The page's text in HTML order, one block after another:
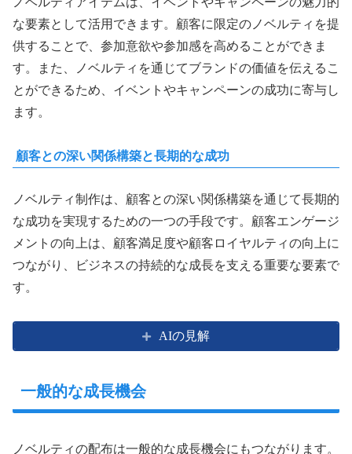
な要素として活用できます。顧客に限定のノベルティを提
供することで、参加意欲や参加感を高めることができま
す。また、ノベルティを通じてブランドの価値を伝えるこ
とができるため、イベントやキャンペーンの成功に寄与し
ます。
顧客との深い関係構築と長期的な成功
ノベルティ制作は、顧客との深い関係構築を通じて長期的
な成功を実現するための一つの手段です。顧客エンゲージ
メントの向上は、顧客満足度や顧客ロイヤルティの向上に
つながり、ビジネスの持続的な成長を支える重要な要素で
す。
AIの見解
一般的な成長機会
ノベルティの配布は一般的な成長機会にもつながります。